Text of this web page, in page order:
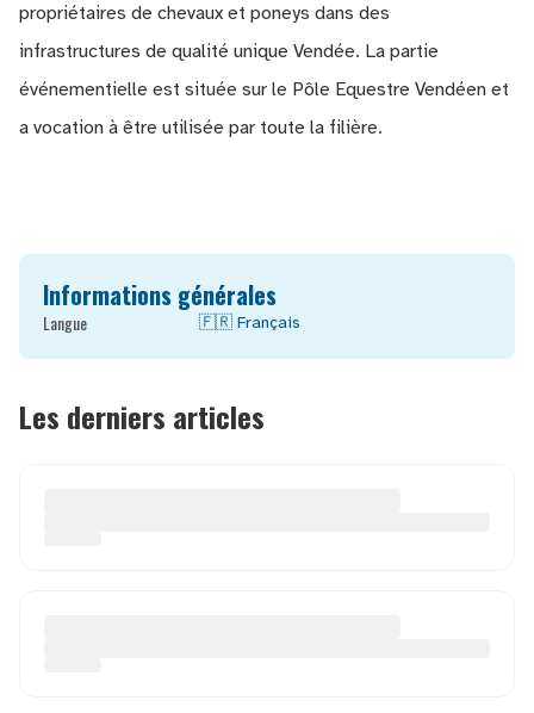
propriétaires de chevaux et poneys dans des
infrastructures de qualité unique Vendée. La partie
événementielle est située sur le Pôle Equestre Vendéen et
a vocation à être utilisée par toute la filière.
Informations générales
Langue 🇫🇷 Français
Les derniers articles